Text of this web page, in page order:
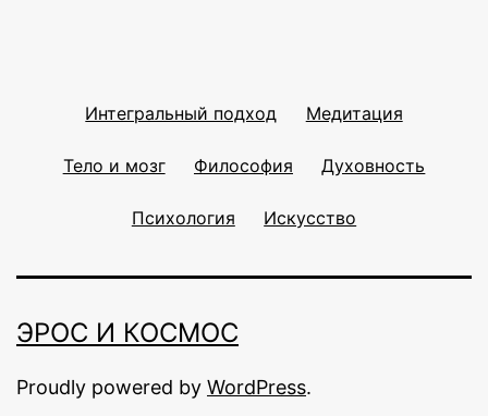
Интегральный подход Медитация
Тело и мозг Философия Духовность
Психология Искусство
ЭРОС И КОСМОС
Proudly powered by WordPress.